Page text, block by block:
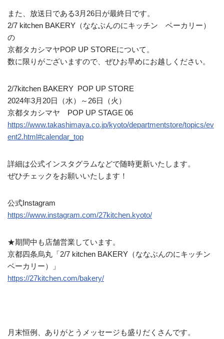
また、放送日である3月26日が最終日です。
2/7 kitchen BAKERY（ななぶんのにキッチン ベーカリー）
の
京都タカシマヤPOP UP STOREについて。
数に限りがございますので、ぜひお早めにお越しください。
2/7kitchen BAKERY POP UP STORE
2024年3月20日（水）～26日（火）
京都タカシマヤ POP UP STAGE 06
https://www.takashimaya.co.jp/kyoto/departmentstore/topics/ev
ent2.html#calendar_top
詳細は公式インスタグラムなどで随時更新いたします。
ぜひチェックをお願いいたします！
公式Instagram
https://www.instagram.com/27kitchen.kyoto/
★期間中も店舗営業しています。
京都四条烏丸「2/7 kitchen BAKERY（ななぶんのにキッチン
ベーカリー）」
https://27kitchen.com/bakery/
月末恒例、ありがとうメッセージも盛りだくさんです。